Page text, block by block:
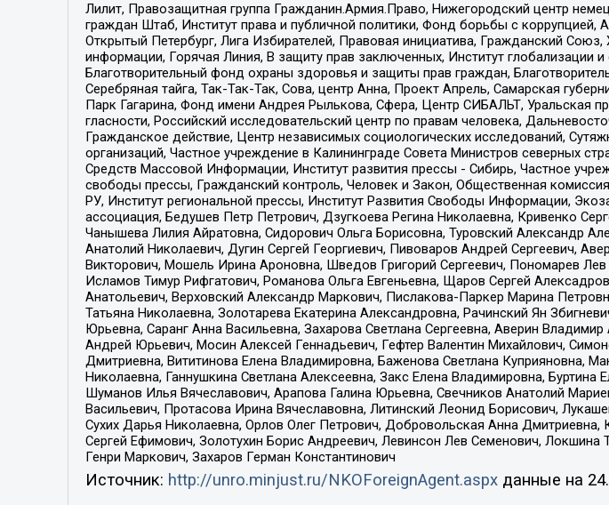
Лилит, Правозащитная группа Гражданин.Армия.Право, Нижегородский центр
граждан Штаб, Институт права и публичной политики, Фонд борьбы с
Открытый Петербург, Лига Избирателей, Правовая инициатива, Гражданский
информации, Горячая Линия, В защиту прав заключенных, Институт
Благотворительный фонд охраны здоровья и защиты прав граждан,
Серебряная тайга, Так-Так-Так, Сова, центр Анна, Проект Апрель, Самарская
Парк Гагарина, Фонд имени Андрея Рылькова, Сфера, Центр СИБАЛЬТ, Уральская
гласности, Российский исследовательский центр по правам человека,
Гражданское действие, Центр независимых социологических исследований,
организаций, Частное учреждение в Калининграде Совета Министров северных
Средств Массовой Информации, Институт развития прессы - Сибирь, Частное
свободы прессы, Гражданский контроль, Человек и Закон, Общественная
РУ, Институт региональной прессы, Институт Развития Свободы Информации,
ассоциация, Бедушев Петр Петрович, Дзугкоева Регина Николаевна, Кривенко
Чанышева Лилия Айратовна, Сидорович Ольга Борисовна, Туровский Александр
Анатолий Николаевич, Дугин Сергей Георгиевич, Пивоваров Андрей Сергеевич,
Викторович, Мошель Ирина Ароновна, Шведов Григорий Сергеевич, Пономарев
Исламов Тимур Рифгатович, Романова Ольга Евгеньевна, Щаров Сергей
Анатольевич, Верховский Александр Маркович, Пислакова-Паркер Марина
Татьяна Николаевна, Золотарева Екатерина Александровна, Рачинский Ян
Юрьевна, Саранг Анна Васильевна, Захарова Светлана Сергеевна, Аверин
Андрей Юрьевич, Мосин Алексей Геннадьевич, Гефтер Валентин Михайлович,
Дмитриевна, Вититинова Елена Владимировна, Баженова Светлана Куприяновна,
Николаевна, Ганнушкина Светлана Алексеевна, Закс Елена Владимировна,
Шуманов Илья Вячеславович, Арапова Галина Юрьевна, Свечников Анатолий
Васильевич, Протасова Ирина Вячеславовна, Литинский Леонид Борисович,
Сухих Дарья Николаевна, Орлов Олег Петрович, Добровольская Анна
Сергей Ефимович, Золотухин Борис Андреевич, Левинсон Лев Семенович,
Генри Маркович, Захаров Герман Константинович
Источник: http://unro.minjust.ru/NKOForeignAgent.aspxданные на